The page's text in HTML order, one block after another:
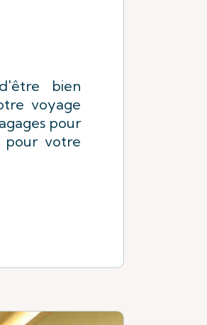
bien
voyage
pour
pour votre